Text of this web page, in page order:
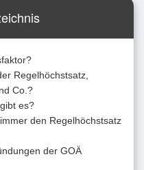
Regelhöchstsatz,
Co.?
es?
den Regelhöchstsatz
der GOÄ